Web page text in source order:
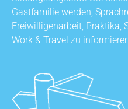
Gastfamilie werden,
Freiwilligenarbeit, Praktika,
Work & Travel zu